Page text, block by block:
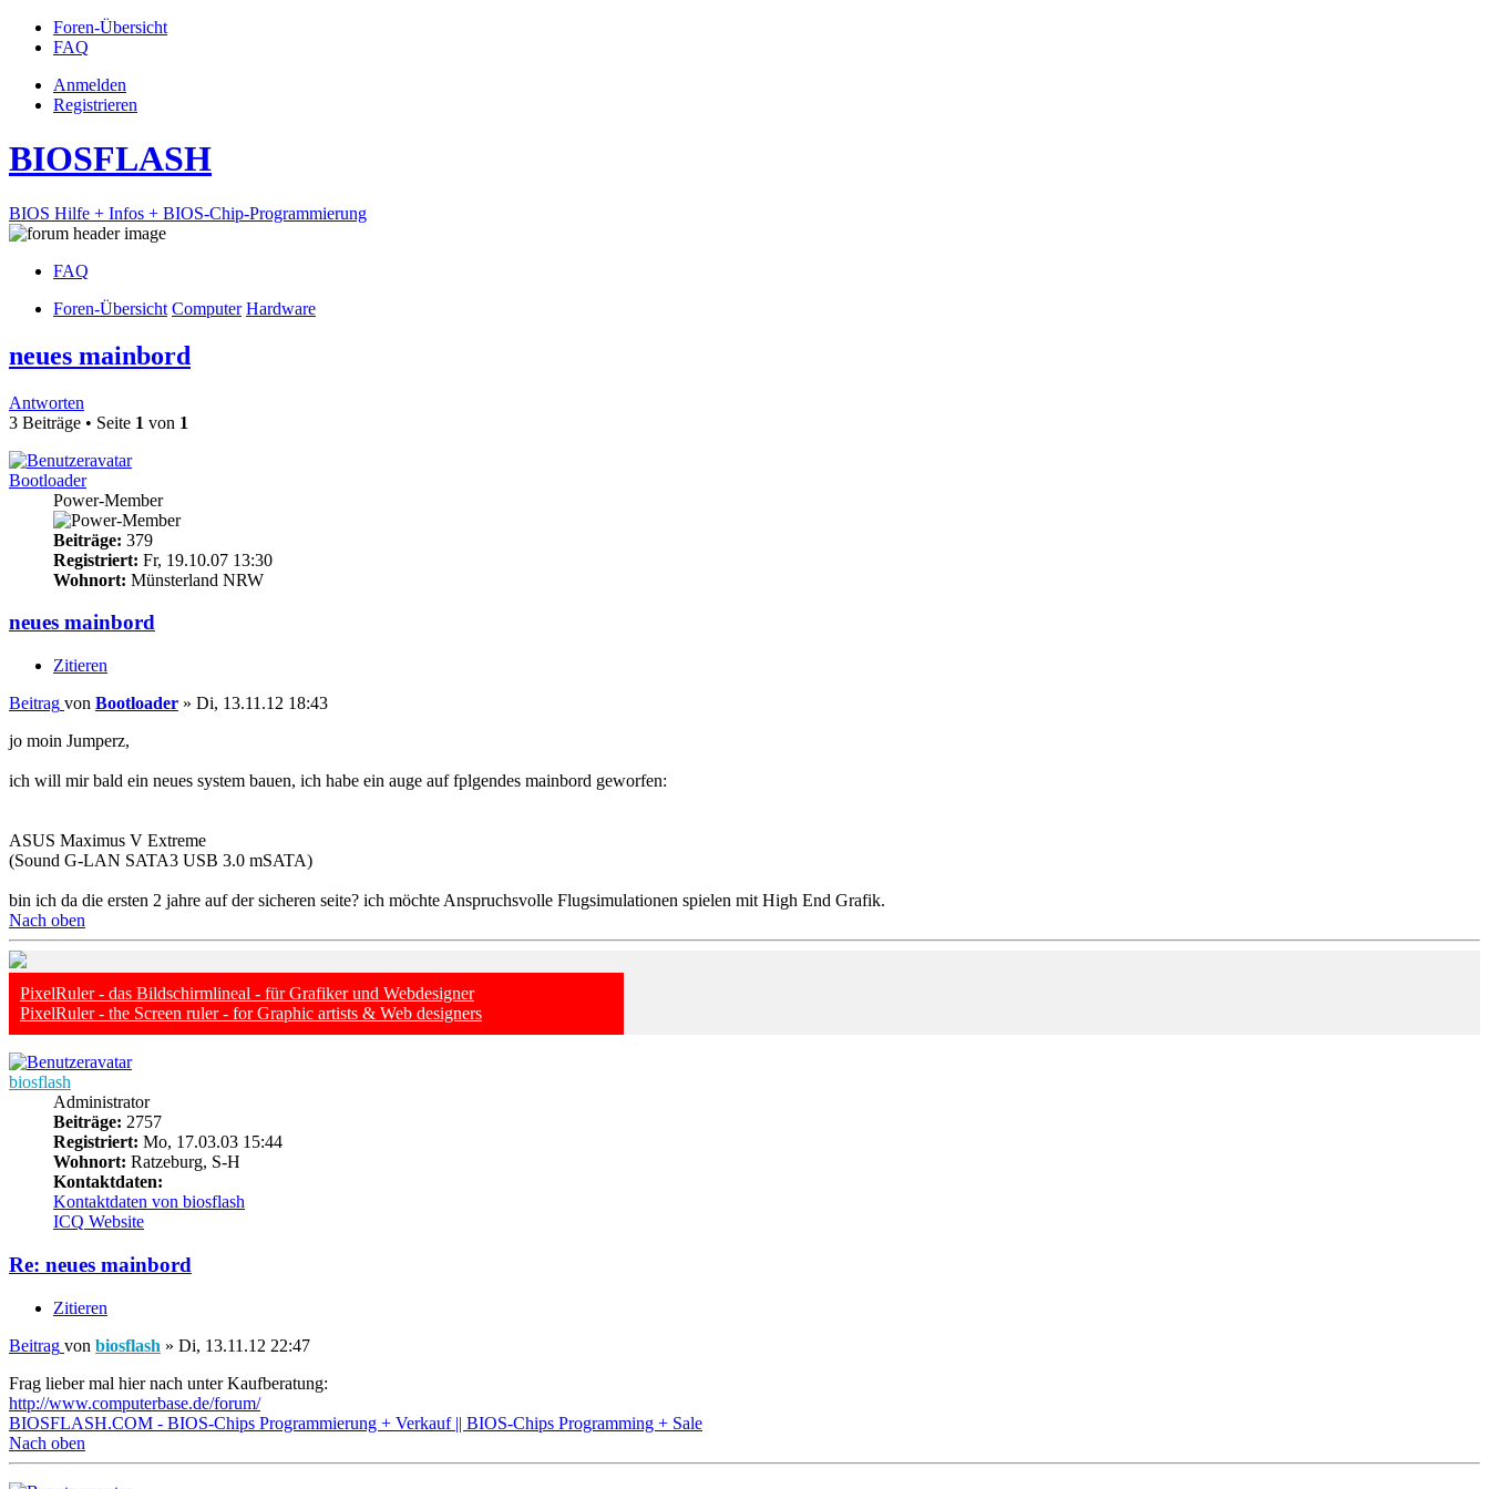
Foren-Übersicht
FAQ
Anmelden
Registrieren
BIOSFLASH
BIOS Hilfe + Infos + BIOS-Chip-Programmierung
FAQ
Foren-Übersicht Computer Hardware
neues mainbord
Antworten
3 Beiträge • Seite 1 von 1
Bootloader
Power-Member
Beiträge: 379
Registriert: Fr, 19.10.07 13:30
Wohnort: Münsterland NRW
neues mainbord
Zitieren
Beitrag von Bootloader » Di, 13.11.12 18:43
jo moin Jumperz,
ich will mir bald ein neues system bauen, ich habe ein auge auf fplgendes mainbord geworfen:
ASUS Maximus V Extreme
(Sound G-LAN SATA3 USB 3.0 mSATA)
bin ich da die ersten 2 jahre auf der sicheren seite? ich möchte Anspruchsvolle Flugsimulationen spielen mit High End Grafik.
Nach oben
PixelRuler - das Bildschirmlineal - für Grafiker und Webdesigner
PixelRuler - the Screen ruler - for Graphic artists & Web designers
biosflash
Administrator
Beiträge: 2757
Registriert: Mo, 17.03.03 15:44
Wohnort: Ratzeburg, S-H
Kontaktdaten:
Kontaktdaten von biosflash
ICQ Website
Re: neues mainbord
Zitieren
Beitrag von biosflash » Di, 13.11.12 22:47
Frag lieber mal hier nach unter Kaufberatung:
http://www.computerbase.de/forum/
BIOSFLASH.COM - BIOS-Chips Programmierung + Verkauf || BIOS-Chips Programming + Sale
Nach oben